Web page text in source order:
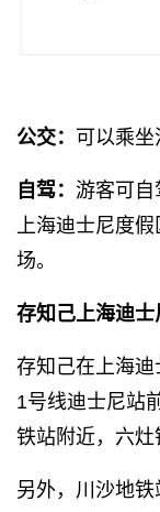
公交： 可以乘坐
自驾： 游客可自
上海迪士尼度
场。
存知己上海迪
存知己在上海
1号线迪士尼站
铁站附近，六灶
另外，川沙地铁